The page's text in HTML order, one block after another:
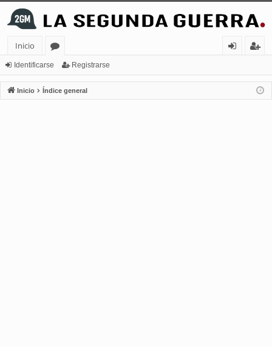
Inicio
or
os
nt
ifi
ist
ra
Identificarse Registrarse
Inicio Índice general